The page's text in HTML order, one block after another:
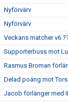
Nyförvärv
Nyförvärv
Veckans matcher v6
Supporterbuss mot
Rasmus Broman
Delad poäng mot
Jacob förlänger med